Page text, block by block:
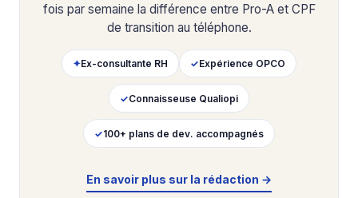
fois par semaine la différence entre Pro-A et CPF
de transition au téléphone.
✦Ex-consultante RH ✓Expérience OPCO
✓Connaisseuse Qualiopi
✓100+ plans de dev. accompagnés
En savoir plus sur la rédaction →